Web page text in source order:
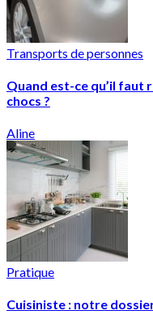
Transports de personnes
Quand est-ce qu’il faut
chocs ?
Aline
Pratique
Cuisiniste : notre